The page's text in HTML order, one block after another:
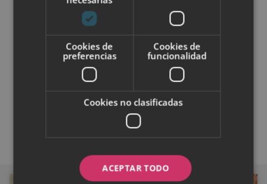
el exceso de café y tabaco, estos debilitan los
folículos del cabello.
Evita situaciones de estrés y si algo te
preocupa trata de hacer actividades de
relajación. El estrés es uno de los factores
principales que provocan la caída del cabello.
Cookies de
preferencias
Cookies de
funcionalidad
Cookies no clasificadas
ACEPTAR TODO